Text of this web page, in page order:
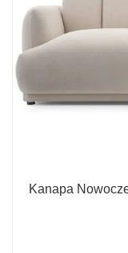
Kanapa